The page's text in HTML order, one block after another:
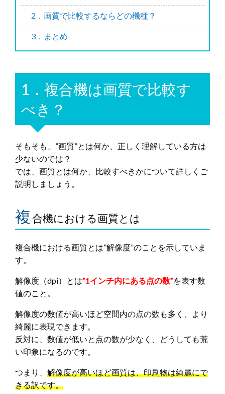
2．画質で比較するならどの機種？
3．まとめ
1．複合機は画質で比較す
べき？
そもそも、”画質”とは何か、正しく理解している方は
少ないのでは？
では、画質とは何か、比較すべきかについて詳しくご
説明しましょう。
複 合機における画質とは
複合機における画質とは”解像度”のことを示していま
す。
解像度（dpi）とは”1インチ内にある点の数”を表す数
値のこと。
解像度の数値が高いほど空間内の点の数も多く、より
綺麗に表現できます。
反対に、数値が低いと点の数が少なく、どうしても荒
い印象になるのです。
つまり、 解像度が高いほど画質は、印刷物は綺麗にで
きる訳です。